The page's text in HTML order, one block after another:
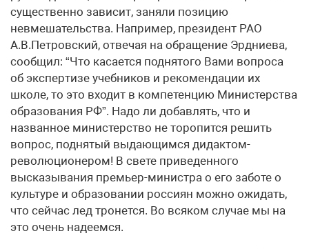
существенно зависит, заняли позицию
невмешательства. Например, президент РАО
А.В.Петровский, отвечая на обращение Эрдниева,
сообщил: “Что касается поднятого Вами вопроса
об экспертизе учебников и рекомендации их
школе, то это входит в компетенцию Министерства
образования РФ”. Надо ли добавлять, что и
названное министерство не торопится решить
вопрос, поднятый выдающимся дидактом-
революционером! В свете приведенного
высказывания премьер-министра о его заботе о
культуре и образовании россиян можно ожидать,
что сейчас лед тронется. Во всяком случае мы на
это очень надеемся.